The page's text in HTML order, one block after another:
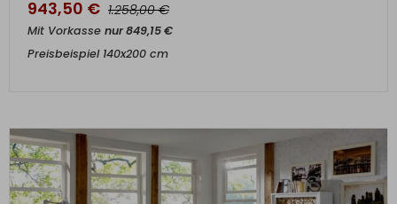
943,50 € 1.258,00€
Mit Vorkasse nur849,15€
Preisbeispiel 140x200 cm